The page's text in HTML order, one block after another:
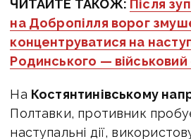
ЧИТАЙТЕ ТАКОЖ: Після
на Добропілля ворог
концентруватися на
Родинського — військовий
На Костянтинівському
Полтавки, противник
наступальні дії,